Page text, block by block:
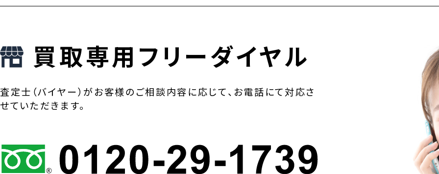
買取専用フリーダイヤル
査定士（バイヤー）がお客様のご相談内容に応じて、お電話にて対応さ
せていただきます。